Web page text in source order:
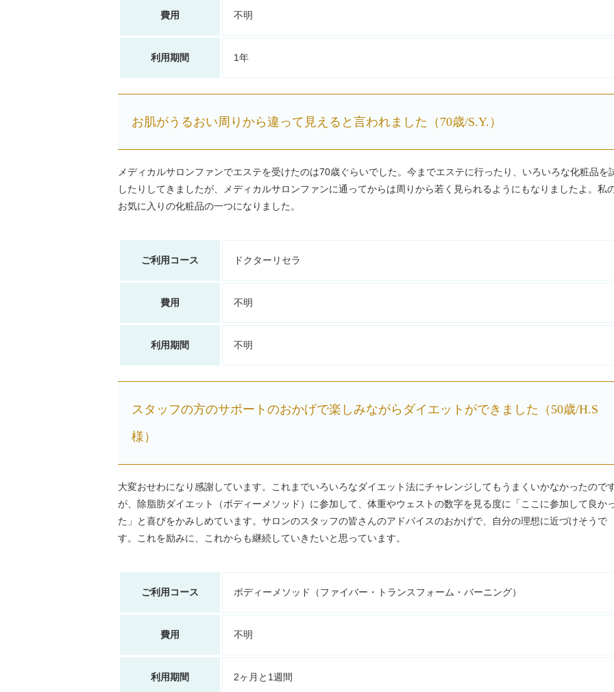
費用 不明
利用期間 1年
お肌がうるおい周りから違って見えると言われました（70歳/S.Y.）
メディカルサロンファンでエステを受けたのは70歳ぐらいでした。今までエステに行ったり、いろいろな化粧品を
したりしてきましたが、メディカルサロンファンに通ってからは周りから若く見られるようにもなりましたよ。私
お気に入りの化粧品の一つになりました。
ご利用コース ドクターリセラ
費用 不明
利用期間 不明
スタッフの方のサポートのおかげで楽しみながらダイエットができました（50歳/H.S
様）
大変おせわになり感謝しています。これまでいろいろなダイエット法にチャレンジしてもうまくいかなかったので
が、除脂肪ダイエット（ボディーメソッド）に参加して、体重やウェストの数字を見る度に「ここに参加して良か
た」と喜びをかみしめています。サロンのスタッフの皆さんのアドバイスのおかげで、自分の理想に近づけそうで
す。これを励みに、これからも継続していきたいと思っています。
ご利用コース ボディーメソッド（ファイバー・トランスフォーム・バーニング）
費用 不明
利用期間 2ヶ月と1週間